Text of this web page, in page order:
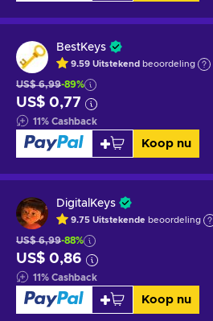
BestKeys
9.59 Uitstekend beoordeling
US$ 6,99-89%
US$ 0,77
11% Cashback
Koop nu
DigitalKeys
9.75 Uitstekende beoordeling
US$ 6,99-88%
US$ 0,86
11% Cashback
Koop nu